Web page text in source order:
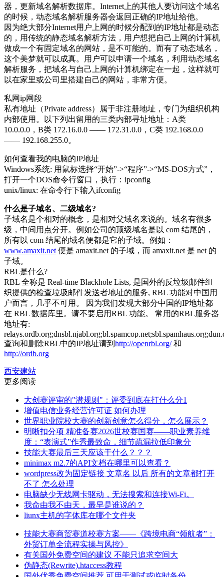
器，更新域名解析数据库。Internet上的其他人要访问这个域名
的时候，动态域名解析服务器会返回正确的IP地址给他。
因为绝大部分Internet用户上网的时候分配到的IP地址都是动态
的，用传统的静态域名解析方法，用户想把自己上网的计算机
做成一个有固定域名的网站，是不可能的。而有了动态域名，
这个美梦就可以成真。用户可以申请一个域名，利用动态域名
解析服务，把域名与自己上网的计算机绑定在一起，这样就可
以在家里或公司里搭建自己的网站，非常方便。
私网ip网段
私有地址（Private address）属于非注册地址，专门为组织机构
内部使用。以下列出留用的三类内部寻址地址：A类
10.0.0.0，B类 172.16.0.0 —— 172.31.0.0，C类 192.168.0.0
—— 192.168.255.0。
如何查看我的电脑的IP地址
Windows系统: 用鼠标选择“开始”->“程序”->“MS-DOS方式”，
打开一个DOS命令行窗口，执行：ipconfig
unix/linux: 在命令行下输入ifconfig
什么是子域名、二级域名?
子域名是个相对的概念，是相对父域名来说的。域名有很多
级，中间用点分开。例如公司的顶级域名是以 com 结尾的，
所有以 com 结尾的域名便都是它的子域。例如：
www.amaxit.net 便是 amaxit.net 的子域，而 amaxit.net 是 net 的
子域。
RBL是什么?
RBL 全称是 Real-time Blackhole Lists, 是国外的反垃圾邮件组
织提供的检查垃圾邮件发送者地址的服务, RBL 功能对中国用
户而言，几乎不可用。 因为我们发现大部分中国的IP地址都
在 RBL 数据库里。请不要启用RBL 功能。 常用的RBL服务器
地址有:
查询和删除RBL中的IP地址请到 http://openrbl.org/和
http://ordb.org
西安建站
更多阅读
大创赛评审的"潜规则"：评委到底在打什么分1
增值电信业务经营许可证 如何办理
世界职业院校大赛的创新创意怎么得分，怎么展示？
明晰扣分项 精准备赛2026世校赛国赛——职业素养维
度：“表演式”作秀最致命，细节疏漏拉低印象分
技能大赛最后三天应该干什么？？？
minimax m2.7的API文档在哪里可以查看？
wordpress改为固定链接 文章名 以后 所有的文章都打开
不了 怎么处理
电脑缺少无线网卡驱动，无法搜索和连接Wi-Fi。
我命由我不由天，最早是谁说的？
liunx主机的字体库在哪个文件夹
技能大赛商贸赛道校赛方案——《跨境电商“领航者”：
外贸订单全流程实操与风控》
有关国外免费空间的建议 不能只追求空间大
伪静态(Rewrite).htaccess教程